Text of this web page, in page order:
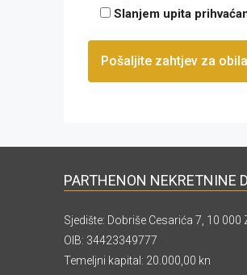
Slanjem upita
PARTHENON NEKRETNINE
Sjedište: Dobriše Cesarića 7, 10 000
OIB: 34423349777
Temeljni kapital: 20.000,00 kn